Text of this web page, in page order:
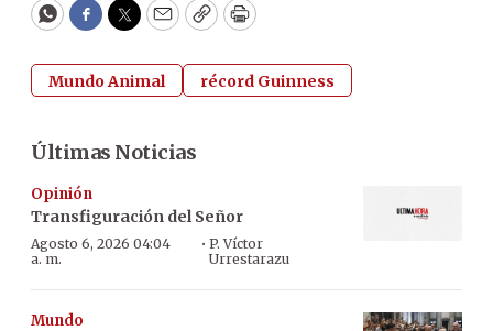
WhatsApp
Facebook
Twitter
EmailCopyPrint
Mundo Animal récord Guinness
Últimas Noticias
Opinión
Transfiguración del Señor
Agosto 6, 2026 04:04
a. m.
· P. Víctor
Urrestarazu
Mundo